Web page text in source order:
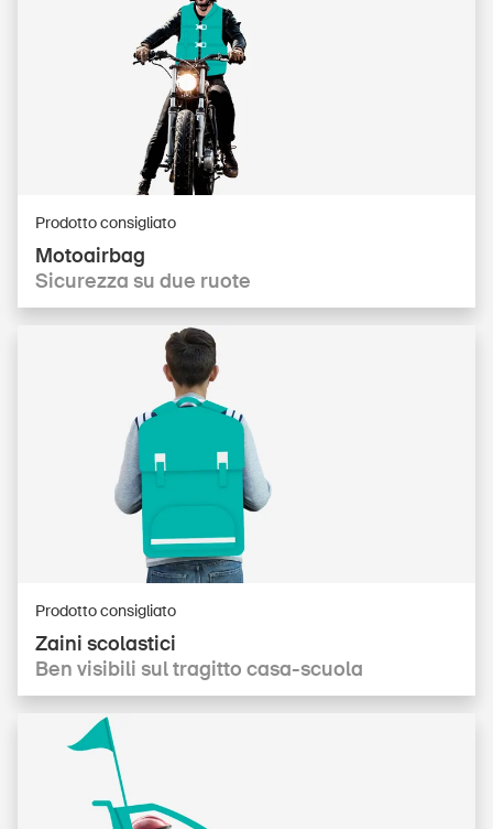
DE FR IT EN
Abbonati alla newsletter
Motoairbag
Sicurezza su due ruote
Prodotto consigliato
Zaini scolastici
Ben visibili sul tragitto casa-scuola
Prodotto consigliato